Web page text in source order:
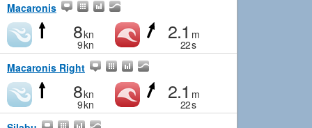
Macaronis
8kn
9kn
2.1 m
22s
Macaronis Right
8kn
9kn
2.1 m
22s